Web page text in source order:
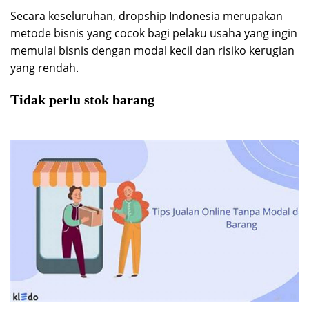
Secara keseluruhan, dropship Indonesia merupakan
metode bisnis yang cocok bagi pelaku usaha yang ingin
memulai bisnis dengan modal kecil dan risiko kerugian
yang rendah.
Tidak perlu stok barang